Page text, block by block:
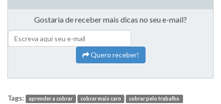
Gostaria de receber mais dicas no seu e-mail?
Quero receber!
Tags: aprender a cobrar cobrar mais caro
cobrar pelo trabalho